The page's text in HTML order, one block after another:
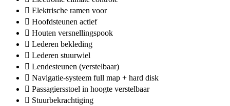
Elektrische ramen voor
Hoofdsteunen actief
Houten versnellingspook
Lederen bekleding
Lederen stuurwiel
Lendesteunen (verstelbaar)
Navigatie-systeem full map + hard disk
Passagiersstoel in hoogte verstelbaar
Stuurbekrachtiging